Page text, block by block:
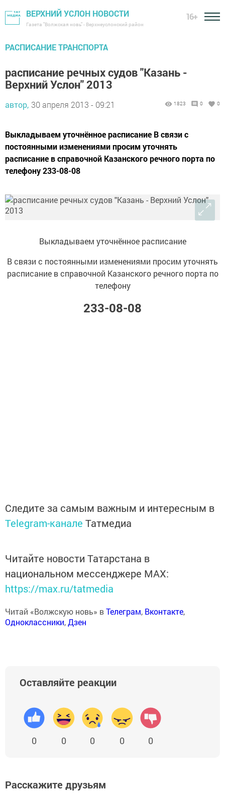
ВЕРХНИЙ УСЛОН НОВОСТИ
Газета "Волжская новь" - Верхнеуслонский район
16+
РАСПИСАНИЕ ТРАНСПОРТА
расписание речных судов "Казань -
Верхний Услон" 2013
автор, 30 апреля 2013 - 09:21 1823 0 0
Выкладываем уточнённое расписание В связи с
постоянными изменениями просим уточнять
расписание в справочной Казанского речного порта по
телефону 233-08-08
Выкладываем уточнённое расписание
В связи с постоянными изменениями просим уточнять
расписание в справочной Казанского речного порта по
телефону
233-08-08
Следите за самым важным и интересным в
Telegram-канале Татмедиа
Читайте новости Татарстана в
национальном мессенджере MАХ:
https://max.ru/tatmedia
Читай «Волжскую новь» вТелеграм, Вконтакте,
Одноклассники,Дзен
Оставляйте реакции
0 0 0 0 0
Расскажите друзьям